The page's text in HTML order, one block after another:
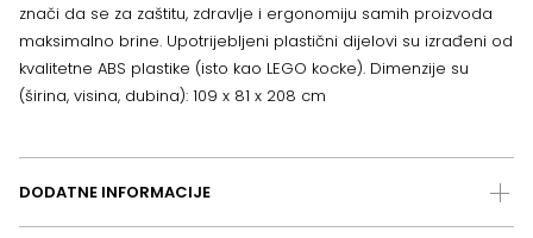
znači da se za zaštitu, zdravlje i ergonomiju samih proizvoda
maksimalno brine. Upotrijebljeni plastični dijelovi su izrađeni od
kvalitetne ABS plastike (isto kao LEGO kocke). Dimenzije su
(širina, visina, dubina): 109 x 81 x 208 cm
DODATNE INFORMACIJE